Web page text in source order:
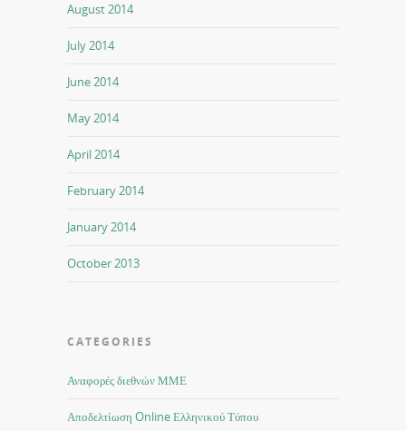
August 2014
July 2014
June 2014
May 2014
April 2014
February 2014
January 2014
October 2013
CATEGORIES
Αναφορές διεθνών ΜΜΕ
Αποδελτίωση Online Ελληνικού Τύπου